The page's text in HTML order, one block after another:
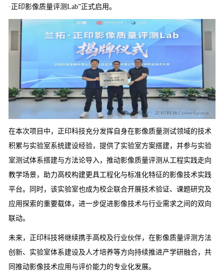
·正印影像质量评测Lab”正式启用。
在本次项目中，正印科技充分发挥自身在影像质量测试领域的技术
积累与实验室系统建设经验，提供了实验室方案搭建，并参与实验
室测试体系搭建与方法论导入，推动影像质量评测从工程实践走向
教学场景，助力高校构建更具工程化与标准化特征的影像技术实践
平台。同时，该实验室也成为校企联合开展技术验证、课题研究及
应用探索的重要载体，进一步促进影像技术与行业需求之间的双向
联动。
未来，正印科技将继续携手高校及行业伙伴，在影像质量评测方法
创新、实验室体系建设及人才培养等方向持续推进产学研融合，共
同推动影像技术应用与评价能力的专业化发展。